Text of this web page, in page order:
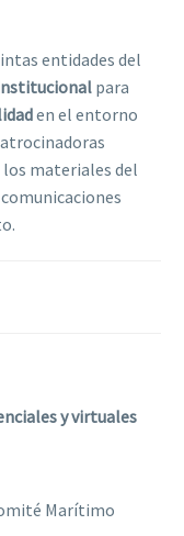
entidades del
para
en el entorno
los materiales del
y virtuales
Marítimo